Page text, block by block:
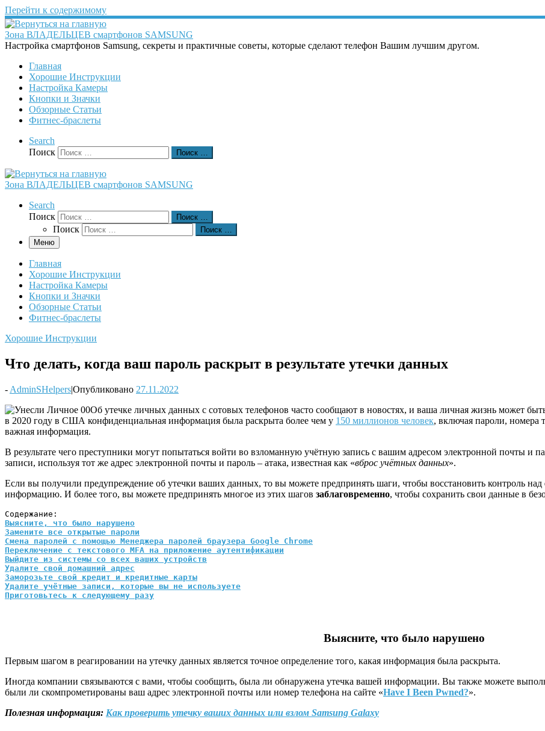
Перейти к содержимому
Зона ВЛАДЕЛЬЦЕВ смартфонов SAMSUNG
Настройка смартфонов Samsung, секреты и практичные советы, которые сделают телефон Вашим лучшим другом.
Главная
Хорошие Инструкции
Настройка Камеры
Кнопки и Значки
Обзорные Статьи
Фитнес-браслеты
Search
Поиск
Поиск …
Зона ВЛАДЕЛЬЦЕВ смартфонов SAMSUNG
Search
Поиск
Поиск …
Поиск
Поиск …
Меню
Главная
Хорошие Инструкции
Настройка Камеры
Кнопки и Значки
Обзорные Статьи
Фитнес-браслеты
Хорошие Инструкции
Что делать, когда ваш пароль раскрыт в результате утечки данных
- AdminSHelpers|Опубликовано 27.11.2022
Об утечке личных данных с сотовых телефонов часто сообщают в новостях, и ваша личная жизнь может
в 2020 году в США конфиденциальная информация была раскрыта более чем у 150 миллионов человек, включая пароли, номера
важная информация.
В результате чего преступники могут попытаться войти во взломанную учётную запись с вашим адресом электронной почты и
записи, используя тот же адрес электронной почты и пароль – атака, известная как «вброс учётных данных».
Если вы получили предупреждение об утечки ваших данных, то вы можете предпринять шаги, чтобы восстановить контроль
информацию. И более того, вы можете предпринять многое из этих шагов заблаговременно, чтобы сохранить свои данные в
Выясните, что было нарушено
Замените все открытые пароли
Смена паролей с помощью Менеджера паролей браузера Google Chrome
Переключение с текстового MFA на приложение аутентификации
Выйдите из системы со всех ваших устройств
Удалите свой домашний адрес
Заморозьте свой кредит и кредитные карты
Удалите учётные записи, которые вы не используете
Приготовьтесь к следующему разу
Выясните, что было нарушено
Первым шагом в реагировании на утечку данных является точное определение того, какая информация была раскрыта.
Иногда компании связываются с вами, чтобы сообщить, была ли обнаружена утечка вашей информации. Вы также можете
были ли скомпрометированы ваш адрес электронной почты или номер телефона на сайте «Have I Been Pwned?».
Полезная информация: Как проверить утечку ваших данных или взлом Samsung Galaxy